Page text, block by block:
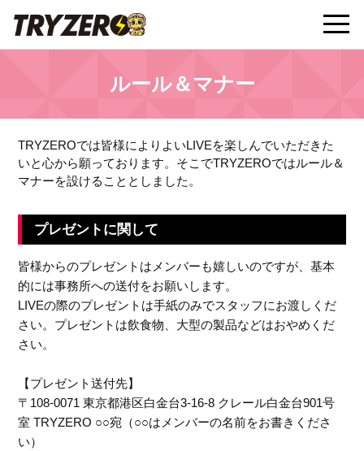
t
ルール＆マナー
TRYZEROでは皆様によりよいLIVEを楽しんでいただきた
いと心から願っております。 そこでTRYZEROではルール＆
マナーを設けることとしました。
プレゼントに関して
皆様からのプレゼントはメンバーも嬉しいのですが、基本
的には事務所への送付をお願いします。
LIVEの際のプレゼントは手紙のみでスタッフにお渡しくだ
さい。プレゼントは飲食物、大型の製品などはおやめくだ
さい。
【プレゼント送付先】
〒108-0071 東京都港区白金台3-16-8 クレール白金台901号
室 TRYZERO ○○宛（○○はメンバーの名前をお書きくださ
い）